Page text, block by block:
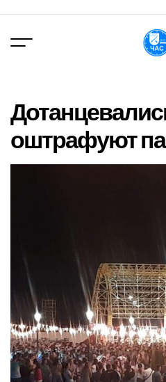
вмісту
оштрафуют